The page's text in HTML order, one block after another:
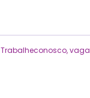
Trabalheconosco,vaga